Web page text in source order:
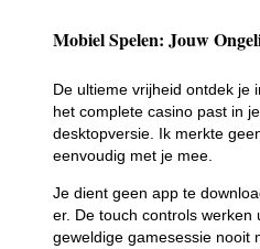
Mobiel Spelen: Jouw
De ultieme vrijheid ontdek je
het complete casino past in
desktopversie. Ik merkte
eenvoudig met je mee.
Je dient geen app te
er. De touch controls
geweldige gamesessie nooit